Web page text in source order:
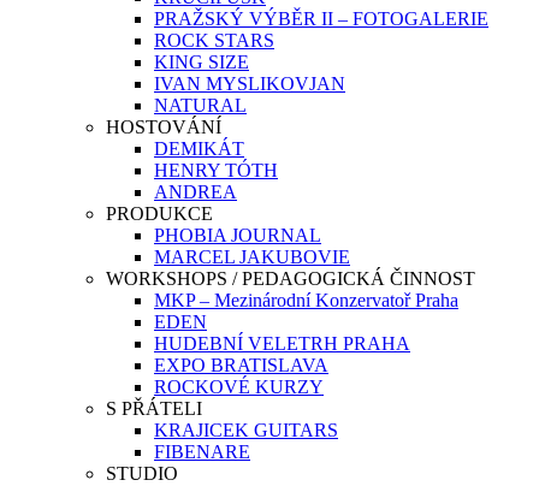
PRAŽSKÝ VÝBĚR II – FOTOGALERIE
ROCK STARS
KING SIZE
IVAN MYSLIKOVJAN
NATURAL
HOSTOVÁNÍ
DEMIKÁT
HENRY TÓTH
ANDREA
PRODUKCE
PHOBIA JOURNAL
MARCEL JAKUBOVIE
WORKSHOPS / PEDAGOGICKÁ ČINNOST
MKP – Mezinárodní Konzervatoř Praha
EDEN
HUDEBNÍ VELETRH PRAHA
EXPO BRATISLAVA
ROCKOVÉ KURZY
S PŘÁTELI
KRAJICEK GUITARS
FIBENARE
STUDIO